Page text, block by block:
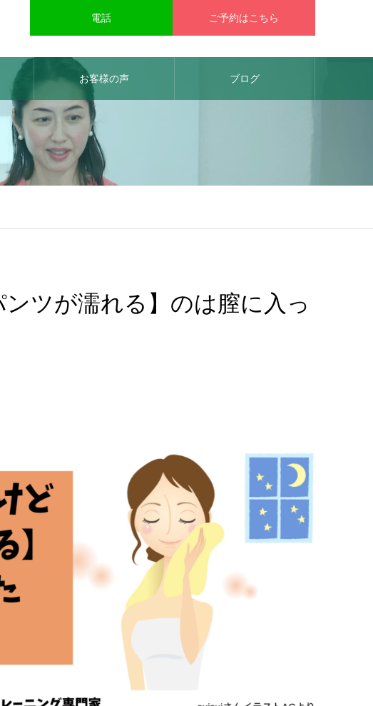
電話 ご予約はこちら
お客様の声 ブログ
ツが濡れる】のは膣に入っ